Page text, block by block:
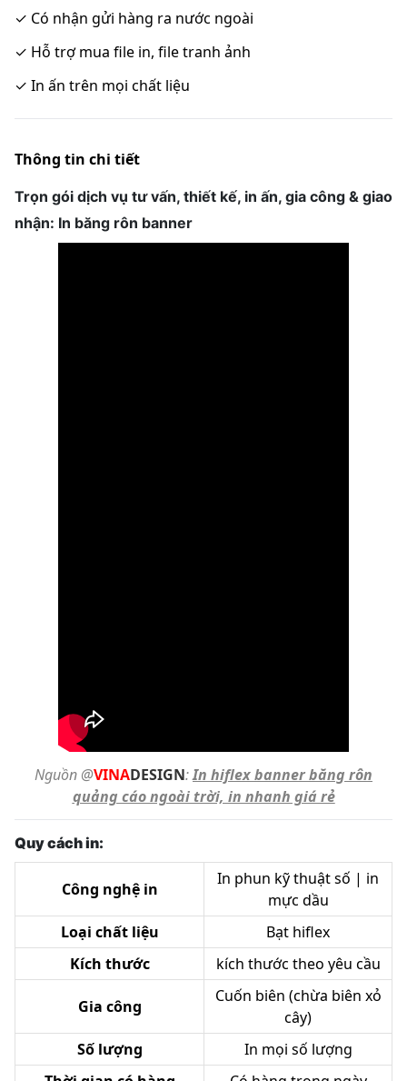
✓ Có nhận gửi hàng ra nước ngoài
✓ Hỗ trợ mua file in, file tranh ảnh
✓ In ấn trên mọi chất liệu
Thông tin chi tiết
Trọn gói dịch vụ tư vấn, thiết kế, in ấn, gia công & giao
nhận: In băng rôn banner
Nguồn @VINADESIGN:In hiflex banner băng rôn
quảng cáo ngoài trời, in nhanh giá rẻ
Quy cách in:
Công nghệ in
In phun kỹ thuật số | in
mực dầu
Loại chất liệu
Bạt hiflex
Kích thước
kích thước theo yêu cầu
Gia công
Cuốn biên (chừa biên xỏ
cây)
Số lượng
In mọi số lượng